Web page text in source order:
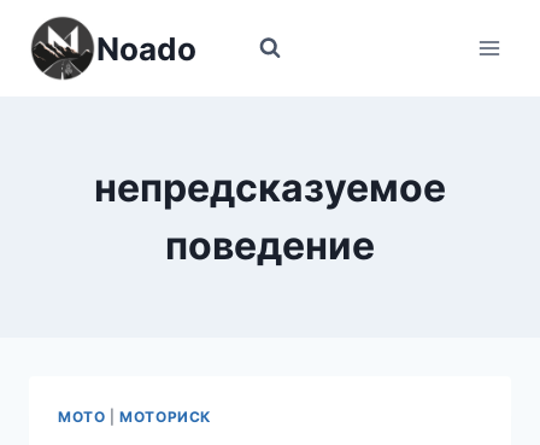
Перейти
содержимому
Noado
непредсказуемое
поведение
МОТО |МОТОРИСК